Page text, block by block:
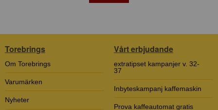
Torebrings
Om Torebrings
Varumärken
Nyheter
Vårt erbjudande
extratipset kampanjer v. 32-
37
Inbyteskampanj kaffemaskin
Prova kaffeautomat gratis